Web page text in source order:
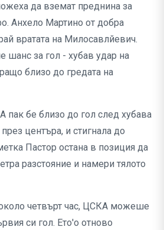
да вземат преднина за
Анхело Мартино от добра
вратата на Милосавлйевич.
за гол - хубав удар на
близо до гредата на
пак бе близо до гол след хубава
центъра, и стигнала до
Пастор остана в позиция да
разстояние и намери тялото
четвърт час, ЦСКА можеше
си гол. Ето'о отново